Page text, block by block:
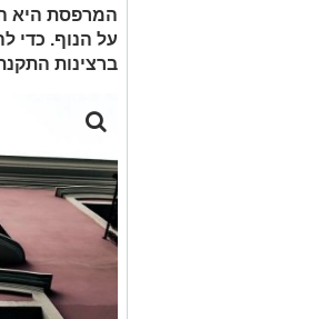
המרפסת היא
על הנוף. כדי
ברצינות